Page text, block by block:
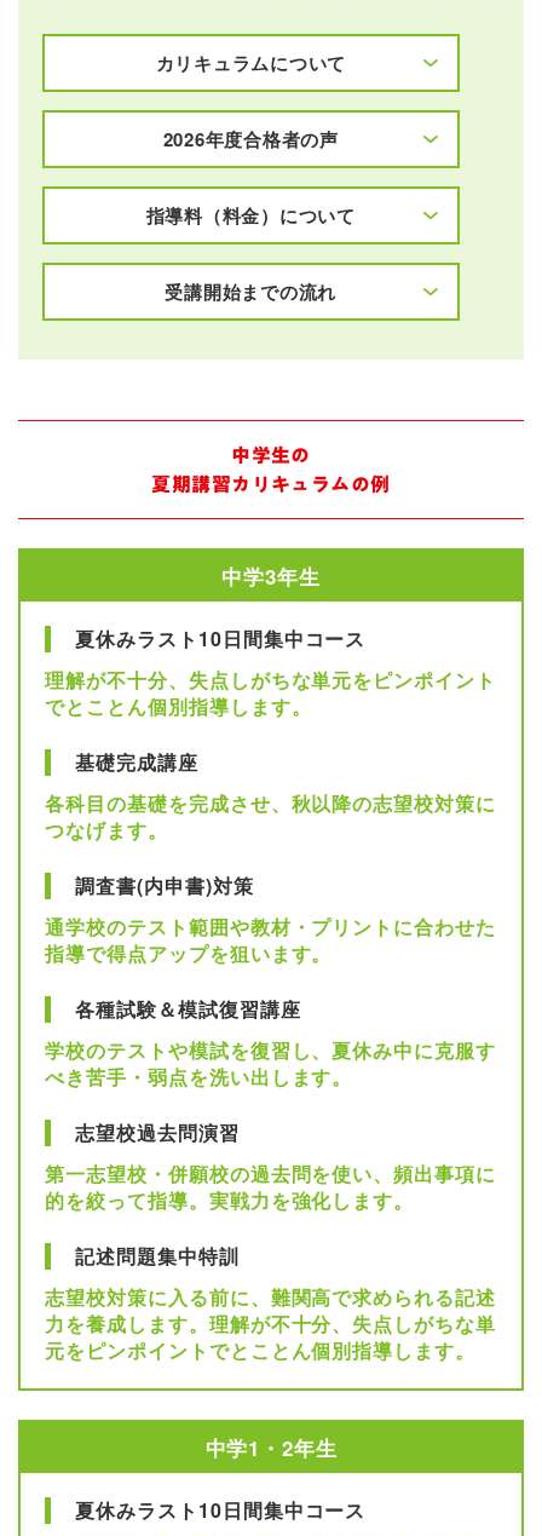
カリキュラムについて
2026年度合格者の声
指導料（料金）について
受講開始までの流れ
中学生の
夏期講習カリキュラムの例
中学3年生
夏休みラスト10日間集中コース
理解が不十分、失点しがちな単元をピンポイント
でとことん個別指導します。
基礎完成講座
各科目の基礎を完成させ、秋以降の志望校対策に
つなげます。
調査書(内申書)対策
通学校のテスト範囲や教材・プリントに合わせた
指導で得点アップを狙います。
各種試験＆模試復習講座
学校のテストや模試を復習し、夏休み中に克服す
べき苦手・弱点を洗い出します。
志望校過去問演習
第一志望校・併願校の過去問を使い、頻出事項に
的を絞って指導。実戦力を強化します。
記述問題集中特訓
志望校対策に入る前に、難関高で求められる記述
力を養成します。理解が不十分、失点しがちな単
元をピンポイントでとことん個別指導します。
中学1・2年生
夏休みラスト10日間集中コース